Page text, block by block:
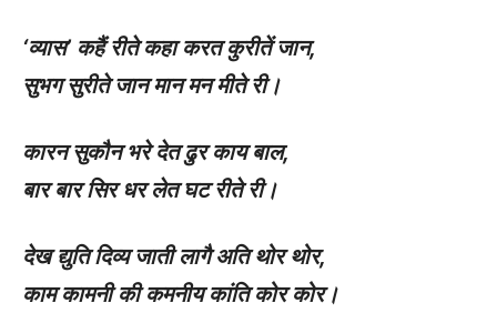
‘व्यास’ कहैं रीते कहा करत कुरीतें जान,
सुभग सुरीते जान मान मन मीते री।
कारन सुकौन भरे देत ढुर काय बाल,
बार बार सिर धर लेत घट रीते री।
देख द्युति दिव्य जाती लागै अति थोर थोर,
काम कामनी की कमनीय कांति कोर कोर।